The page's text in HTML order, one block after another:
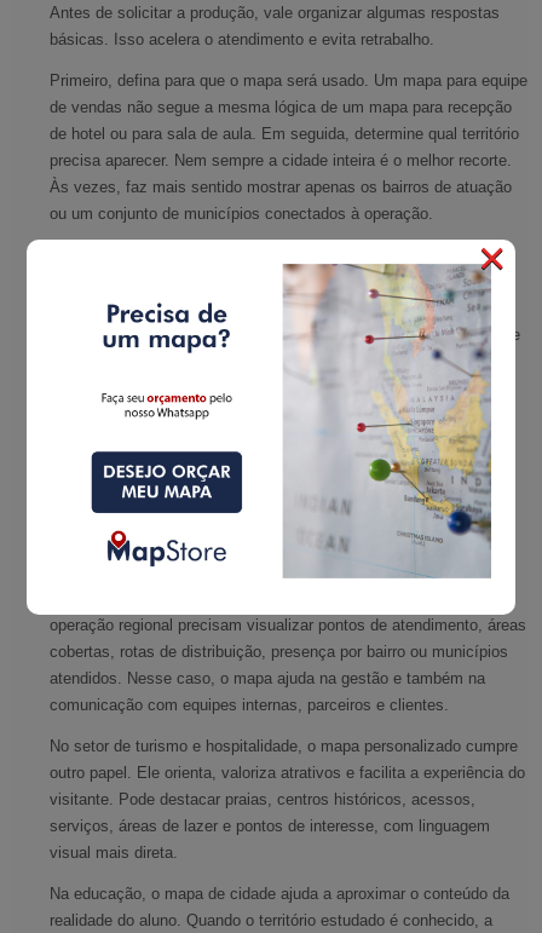
Antes de solicitar a produção, vale organizar algumas respostas
básicas. Isso acelera o atendimento e evita retrabalho.
Primeiro, defina para que o mapa será usado. Um mapa para equipe
de vendas não segue a mesma lógica de um mapa para recepção
de hotel ou para sala de aula. Em seguida, determine qual território
precisa aparecer. Nem sempre a cidade inteira é o melhor recorte.
Às vezes, faz mais sentido mostrar apenas os bairros de atuação
ou um conjunto de municípios conectados à operação.
Depois, pense em quais informações precisam ganhar destaque.
Se tudo for prioridade, nada se destaca. Escolha o que realmente
ajuda na leitura do usuário final. Por fim, considere onde o mapa
será aplicado. Um painel de parede exige uma solução diferente de
Esse cuidado inicial evita um erro comum: pedir um mapa amplo
demais para uma necessidade específica demais.
Principais aplicações de um
mapa de cidades
personalizado
operação regional precisam visualizar pontos de atendimento, áreas
cobertas, rotas de distribuição, presença por bairro ou municípios
atendidos. Nesse caso, o mapa ajuda na gestão e também na
comunicação com equipes internas, parceiros e clientes.
No setor de turismo e hospitalidade, o mapa personalizado cumpre
outro papel. Ele orienta, valoriza atrativos e facilita a experiência do
visitante. Pode destacar praias, centros históricos, acessos,
serviços, áreas de lazer e pontos de interesse, com linguagem
visual mais direta.
Na educação, o mapa de cidade ajuda a aproximar o conteúdo da
realidade do aluno. Quando o território estudado é conhecido, a
×